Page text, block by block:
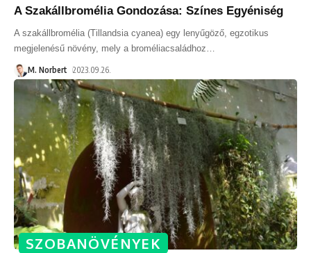
A Szakállbromélia Gondozása: Színes Egyéniség
A szakállbromélia (Tillandsia cyanea) egy lenyűgöző, egzotikus
megjelenésű növény, mely a broméliacsaládhoz
M. Norbert 2023.09.26.
SZOBANÖVÉNYEK